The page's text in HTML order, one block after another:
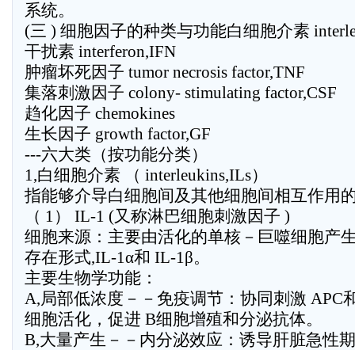
系统。
(三 ) 细胞因子的种类与功能白细胞介素
干扰素 interferon,IFN
肿瘤坏死因子 tumor necrosis factor,TNF
集落刺激因子 colony- stimulating factor,CSF
趋化因子 chemokines
生长因子 growth factor,GF
---六大类（按功能分类）
1,白细胞介素 （ interleukins,ILs）
指能够介导白细胞间及其他细胞间相互作用
（ 1） IL-1 (又称淋巴细胞刺激因子 )
细胞来源：主要由活化的单核－巨噬细胞产
存在形式,IL-1α和 IL-1β。
主要生物学功能：
A,局部低浓度－－免疫调节：协同刺激 APC
细胞活化，促进 B细胞增殖和分泌抗体。
B,大量产生－－内分泌效应：诱导肝脏急性